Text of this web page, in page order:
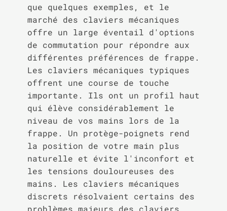
que quelques exemples, et le
marché des claviers mécaniques
offre un large éventail d'options
de commutation pour répondre aux
différentes préférences de frappe.
Les claviers mécaniques typiques
offrent une course de touche
importante. Ils ont un profil haut
qui élève considérablement le
niveau de vos mains lors de la
frappe. Un protège-poignets rend
la position de votre main plus
naturelle et évite l'inconfort et
les tensions douloureuses des
mains. Les claviers mécaniques
discrets résolvaient certains des
problèmes majeurs des claviers